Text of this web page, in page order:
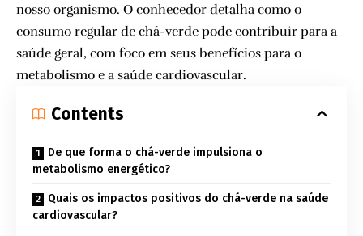
nosso organismo. O conhecedor detalha como o
consumo regular de chá-verde pode contribuir para a
saúde geral, com foco em seus benefícios para o
metabolismo e a saúde cardiovascular.
Contents
De que forma o chá-verde impulsiona o
metabolismo energético?
Quais os impactos positivos do chá-verde na saúde
cardiovascular?